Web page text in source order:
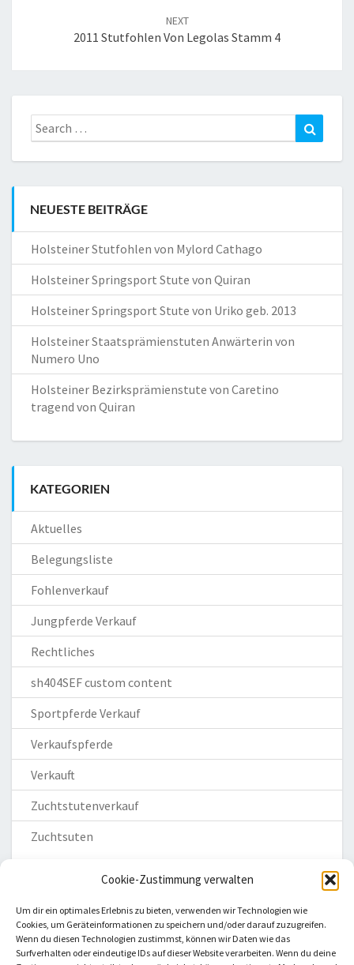
Cookie-Zustimmung verwalten
Um dir ein optimales Erlebnis zu bieten, verwenden wir Technologien wie
Cookies, um Geräteinformationen zu speichern und/oder darauf zuzugreifen.
Wenn du diesen Technologien zustimmst, können wir Daten wie das
Surfverhalten oder eindeutige IDs auf dieser Website verarbeiten. Wenn du deine
NEXT
2011 Stutfohlen Von Legolas Stamm 4
Search
for:
NEUESTE BEITRÄGE
Holsteiner Stutfohlen von Mylord Cathago
Holsteiner Springsport Stute von Quiran
Holsteiner Springsport Stute von Uriko geb. 2013
Holsteiner Staatsprämienstuten Anwärterin von
Numero Uno
Holsteiner Bezirksprämienstute von Caretino
tragend von Quiran
KATEGORIEN
Aktuelles
Belegungsliste
Fohlenverkauf
Jungpferde Verkauf
Rechtliches
sh404SEF custom content
Sportpferde Verkauf
Verkaufspferde
Verkauft
Zuchtstutenverkauf
Zuchtsuten
Homepage